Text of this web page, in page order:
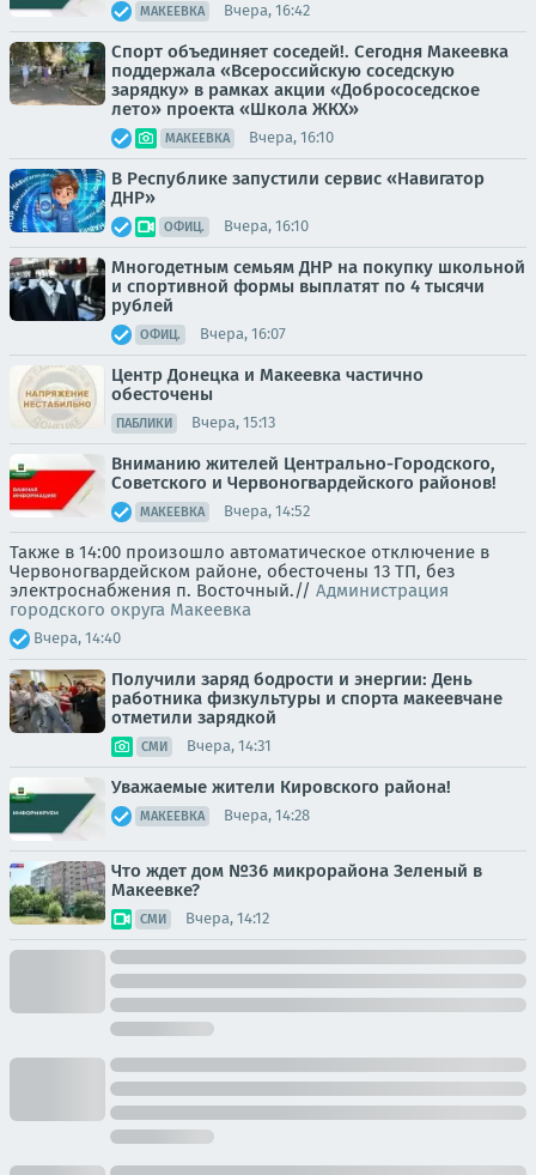
МАКЕЕВКА Вчера, 16:42
Спорт объединяет соседей!. Сегодня Макеевка
поддержала «Всероссийскую соседскую
зарядку» в рамках акции «Добрососедское
лето» проекта «Школа ЖКХ»
МАКЕЕВКА Вчера, 16:10
В Республике запустили сервис «Навигатор
ДНР»
ОФИЦ. Вчера, 16:10
Многодетным семьям ДНР на покупку школьной
и спортивной формы выплатят по 4 тысячи
рублей
ОФИЦ. Вчера, 16:07
Центр Донецка и Макеевка частично
обесточены
ПАБЛИКИ Вчера, 15:13
Вниманию жителей Центрально-Городского,
Советского и Червоногвардейского районов!
МАКЕЕВКА Вчера, 14:52
Также в 14:00 произошло автоматическое отключение в
Червоногвардейском районе, обесточены 13 ТП, без
электроснабжения п. Восточный.// Администрация
городского округа Макеевка
Вчера, 14:40
Получили заряд бодрости и энергии: День
работника физкультуры и спорта макеевчане
отметили зарядкой
СМИ Вчера, 14:31
Уважаемые жители Кировского района!
МАКЕЕВКА Вчера, 14:28
Что ждет дом №36 микрорайона Зеленый в
Макеевке?
СМИ Вчера, 14:12